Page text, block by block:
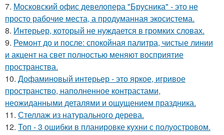
7. Московский офис девелопера "Брусника" - это не
просто рабочие места, а продуманная экосистема.
8. Интерьер, который не нуждается в громких словах.
9. Ремонт до и после: спокойная палитра, чистые линии
и акцент на свет полностью меняют восприятие
пространства.
10. Дофаминовый интерьер - это яркое, игривое
пространство, наполненное контрастами,
неожиданными деталями и ощущением праздника.
11. Стеллаж из натурального дерева.
12. Топ - 3 ошибки в планировке кухни с полуостровом.